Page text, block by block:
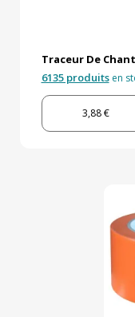
Traceur De
6135 produitsen
3,88 €